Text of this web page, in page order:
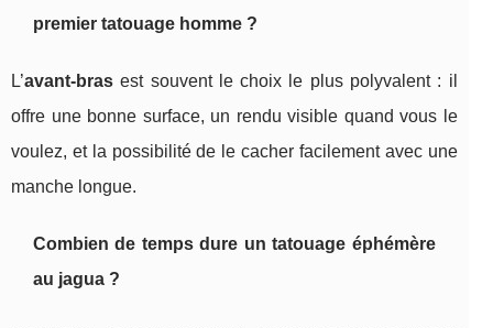
premier tatouage homme ?
L’avant-bras est souvent le choix le plus polyvalent : il
offre une bonne surface, un rendu visible quand vous le
voulez, et la possibilité de le cacher facilement avec une
manche longue.
Combien de temps dure un tatouage éphémère
au jagua ?